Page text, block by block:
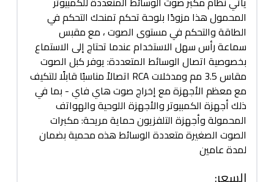
المحمول هذا مزودًا بلوحة تحكم تمنحك التحكم في
الطاقة والتحكم في مستوى الصوت ، مع مقبس
سماعة رأس سهل الاستخدام عندما تحتاج إلى الاستماع
بخصوصية اتصال الوسائط المتعددة: يوفر كبل الصوت
مقاس 3.5 مم ومدخلات RCA اتصالاً مناسبًا قابلًا للتكيف
مع معظم الأجهزة مع إخراج صوت هاي فاي - بما في
ذلك أجهزة الكمبيوتر والأجهزة اللوحية والهواتف
المحمولة وأجهزة التلفزيون حماية مريحة: مكبرات
الصوت الصغيرة متعددة الوسائط هذه محمية بضمان
لمدة عامين
السعر: